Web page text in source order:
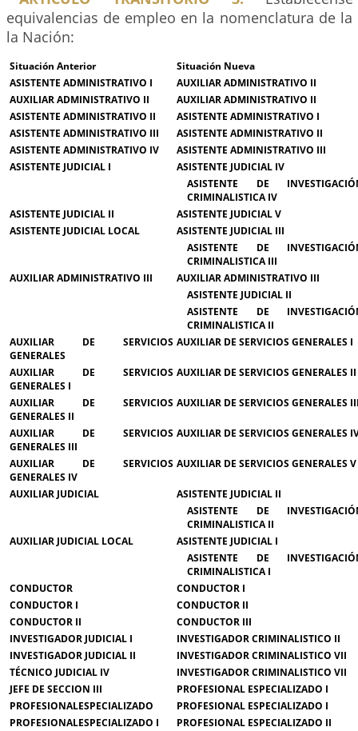
equivalencias de empleo en la nomenclatura de la
la Nación:
Situación Anterior
Situación Nueva
ASISTENTE ADMINISTRATIVO I
AUXILIAR ADMINISTRATIVO II
AUXILIAR ADMINISTRATIVO II
AUXILIAR ADMINISTRATIVO II
ASISTENTE ADMINISTRATIVO II
ASISTENTE ADMINISTRATIVO I
ASISTENTE ADMINISTRATIVO III
ASISTENTE ADMINISTRATIVO II
ASISTENTE ADMINISTRATIVO IV
ASISTENTE ADMINISTRATIVO III
ASISTENTE JUDICIAL I
ASISTENTE JUDICIAL IV
ASISTENTE DE
CRIMINALISTICA IV
ASISTENTE JUDICIAL II
ASISTENTE JUDICIAL V
ASISTENTE JUDICIAL LOCAL
ASISTENTE JUDICIAL III
ASISTENTE DE
CRIMINALISTICA III
AUXILIAR ADMINISTRATIVO III
AUXILIAR ADMINISTRATIVO III
ASISTENTE JUDICIAL II
ASISTENTE DE
CRIMINALISTICA II
AUXILIAR DE SERVICIOS
GENERALES
AUXILIAR DE SERVICIOS GENERALES I
AUXILIAR DE SERVICIOS
GENERALES I
AUXILIAR DE SERVICIOS GENERALES II
AUXILIAR DE SERVICIOS
GENERALES II
AUXILIAR DE SERVICIOS GENERALES
AUXILIAR DE SERVICIOS
GENERALES III
AUXILIAR DE SERVICIOS GENERALES
AUXILIAR DE SERVICIOS
GENERALES IV
AUXILIAR DE SERVICIOS GENERALES V
AUXILIAR JUDICIAL
ASISTENTE JUDICIAL II
ASISTENTE DE
CRIMINALISTICA II
AUXILIAR JUDICIAL LOCAL
ASISTENTE JUDICIAL I
ASISTENTE DE
CRIMINALISTICA I
CONDUCTOR
CONDUCTOR I
CONDUCTOR I
CONDUCTOR II
CONDUCTOR II
CONDUCTOR III
INVESTIGADOR JUDICIAL I
INVESTIGADOR CRIMINALISTICO II
INVESTIGADOR JUDICIAL II
INVESTIGADOR CRIMINALISTICO VII
TÉCNICO JUDICIAL IV
INVESTIGADOR CRIMINALISTICO VII
JEFE DE SECCION III
PROFESIONAL ESPECIALIZADO I
PROFESIONALESPECIALIZADO
PROFESIONAL ESPECIALIZADO I
PROFESIONALESPECIALIZADO I
PROFESIONAL ESPECIALIZADO II